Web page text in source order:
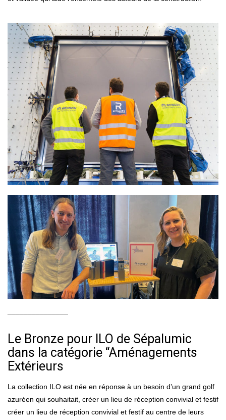
Le Bronze pour ILO de Sépalumic
dans la catégorie “Aménagements
Extérieurs
La collection ILO est née en réponse à un besoin d’un grand golf
azuréen qui souhaitait, créer un lieu de réception convivial et festif
créer un lieu de réception convivial et festif au centre de leurs